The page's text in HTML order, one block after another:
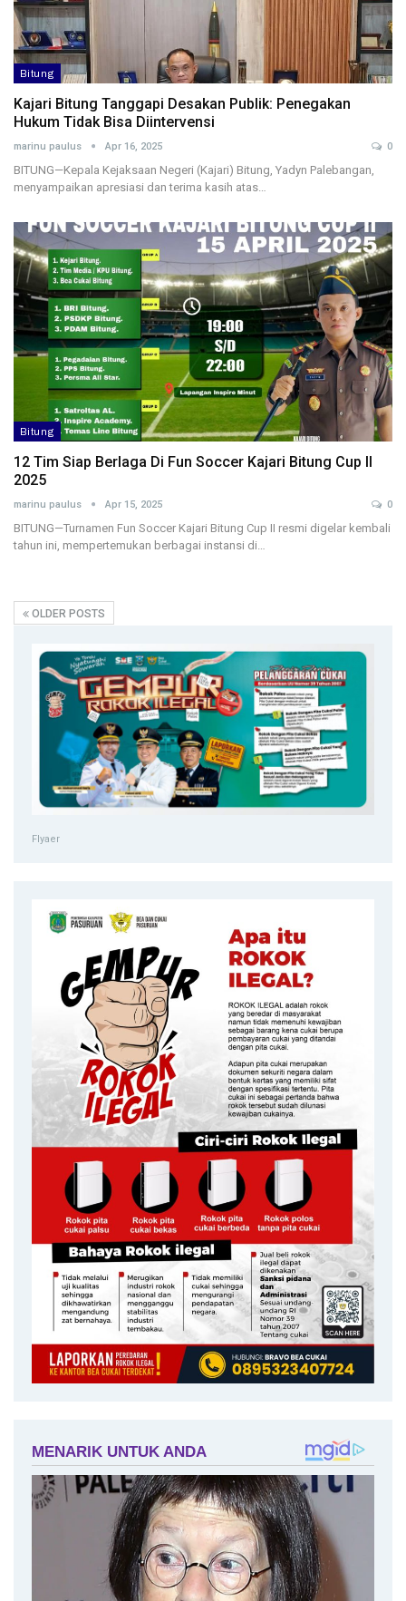
Bitung
Kajari Bitung Tanggapi Desakan Publik: Penegakan
Hukum Tidak Bisa Diintervensi
marinu paulus Apr 16, 2025 0
BITUNG—Kepala Kejaksaan Negeri (Kajari) Bitung, Yadyn Palebangan,
menyampaikan apresiasi dan terima kasih atas…
Bitung
12 Tim Siap Berlaga Di Fun Soccer Kajari Bitung Cup II
2025
marinu paulus Apr 15, 2025 0
BITUNG—Turnamen Fun Soccer Kajari Bitung Cup II resmi digelar kembali
tahun ini, mempertemukan berbagai instansi di…
OLDER POSTS
Flyaer